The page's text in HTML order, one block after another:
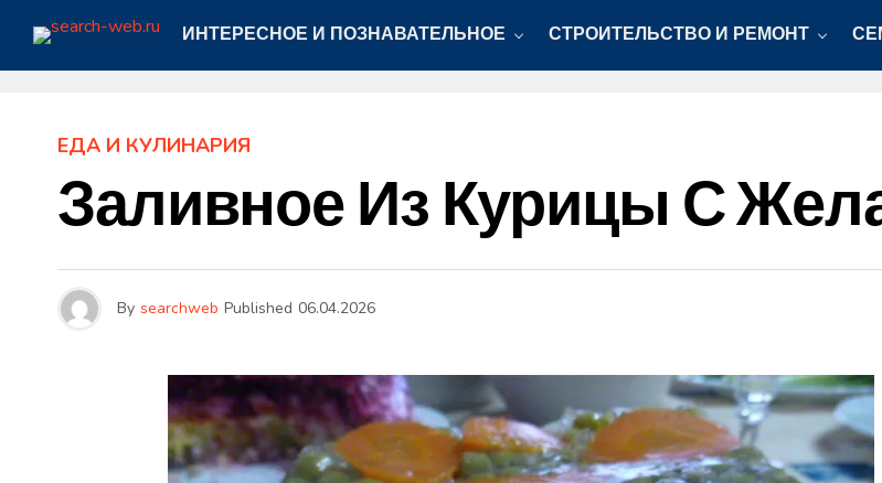
ИНТЕРЕСНОЕ И ПОЗНАВАТЕЛЬНОЕ СТРОИТЕЛЬСТВО И РЕМОНТ
ЕДА И КУЛИНАРИЯ
Заливное Из Курицы С
By searchweb Published 06.04.2026